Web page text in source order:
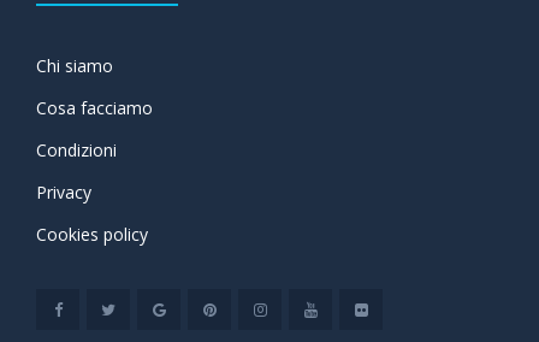
Chi siamo
Cosa facciamo
Condizioni
Privacy
Cookies policy